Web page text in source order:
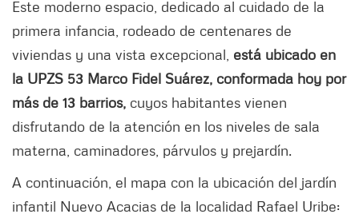
Este moderno espacio, dedicado al cuidado de la
primera infancia, rodeado de centenares de
viviendas y una vista excepcional, está ubicado en
la UPZS 53 Marco Fidel Suárez, conformada hoy por
más de 13 barrios, cuyos habitantes vienen
disfrutando de la atención en los niveles de sala
materna, caminadores, párvulos y prejardín.
A continuación, el mapa con la ubicación del jardín
infantil Nuevo Acacias de la localidad Rafael Uribe: